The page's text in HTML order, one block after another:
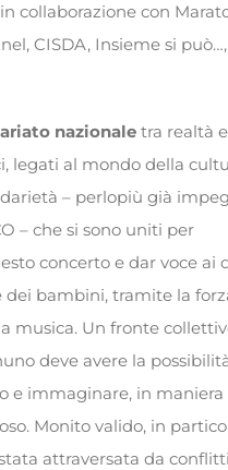
collaborazione con
CISDA, Insieme si può…,
nazionale tra realtà
legati al mondo della
– perlopiù già
– che si sono uniti per
concerto e dar voce ai
bambini, tramite la
musica. Un fronte
deve avere la
e immaginare, in maniera
Monito valido, in
attraversata da